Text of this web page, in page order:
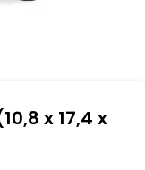
x 17,4 x